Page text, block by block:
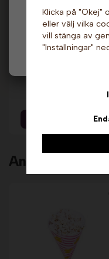
moms) eller företag
ska visas.
Privat
Andra köpte
Klicka på "Okej"
eller välj vilka
vill stänga av
"Inställningar"